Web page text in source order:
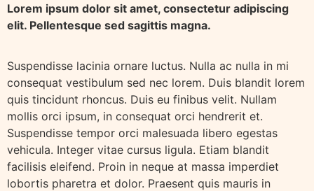
Lorem ipsum dolor sit amet, consectetur adipiscing
elit. Pellentesque sed sagittis magna.
Suspendisse lacinia ornare luctus. Nulla ac nulla in mi
consequat vestibulum sed nec lorem. Duis blandit lorem
quis tincidunt rhoncus. Duis eu finibus velit. Nullam
mollis orci ipsum, in consequat orci hendrerit et.
Suspendisse tempor orci malesuada libero egestas
vehicula. Integer vitae cursus ligula. Etiam blandit
facilisis eleifend. Proin in neque at massa imperdiet
lobortis pharetra et dolor. Praesent quis mauris in